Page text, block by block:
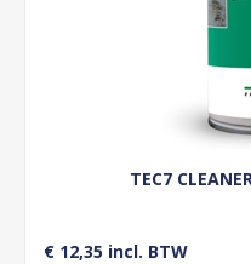
TEC7
€ 12,35 incl. BTW